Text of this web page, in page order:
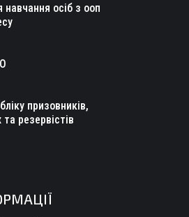
осіб з ооп
призовників,
резервістів